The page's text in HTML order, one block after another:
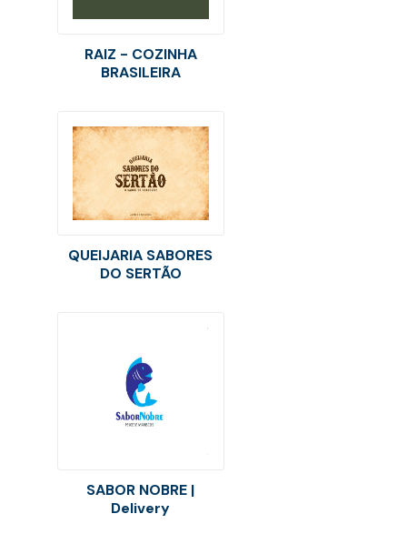
RAIZ - COZINHA
BRASILEIRA
QUEIJARIA SABORES
DO SERTÃO
SABOR NOBRE |
Delivery